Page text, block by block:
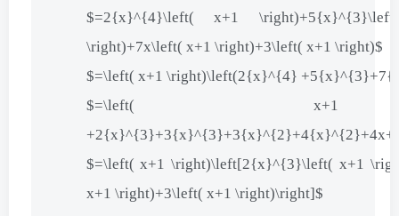
$=2{x}^{4}\left( x+1
\right)+7x\left( x+1 \right)+3\left( x+1 \right)$
$=\left( x+1 \right)\left(2{x}^{4}
$=\left( x+1
$=\left( x+1 \right)\left[2{x}^{3}\left( x+1
x+1 \right)+3\left( x+1 \right)\right]$